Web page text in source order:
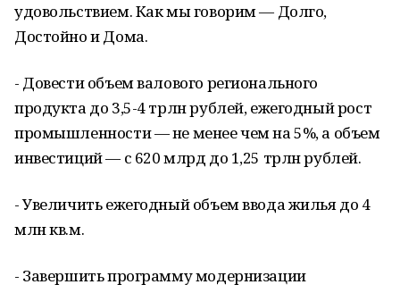
удовольствием. Как мы говорим — Долго,
Достойно и Дома.
- Довести объем валового регионального
продукта до 3,5-4 трлн рублей, ежегодный рост
промышленности — не менее чем на 5%, а объем
инвестиций — с 620 млрд до 1,25 трлн рублей.
- Увеличить ежегодный объем ввода жилья до 4
млн кв.м.
- Завершить программу модернизации